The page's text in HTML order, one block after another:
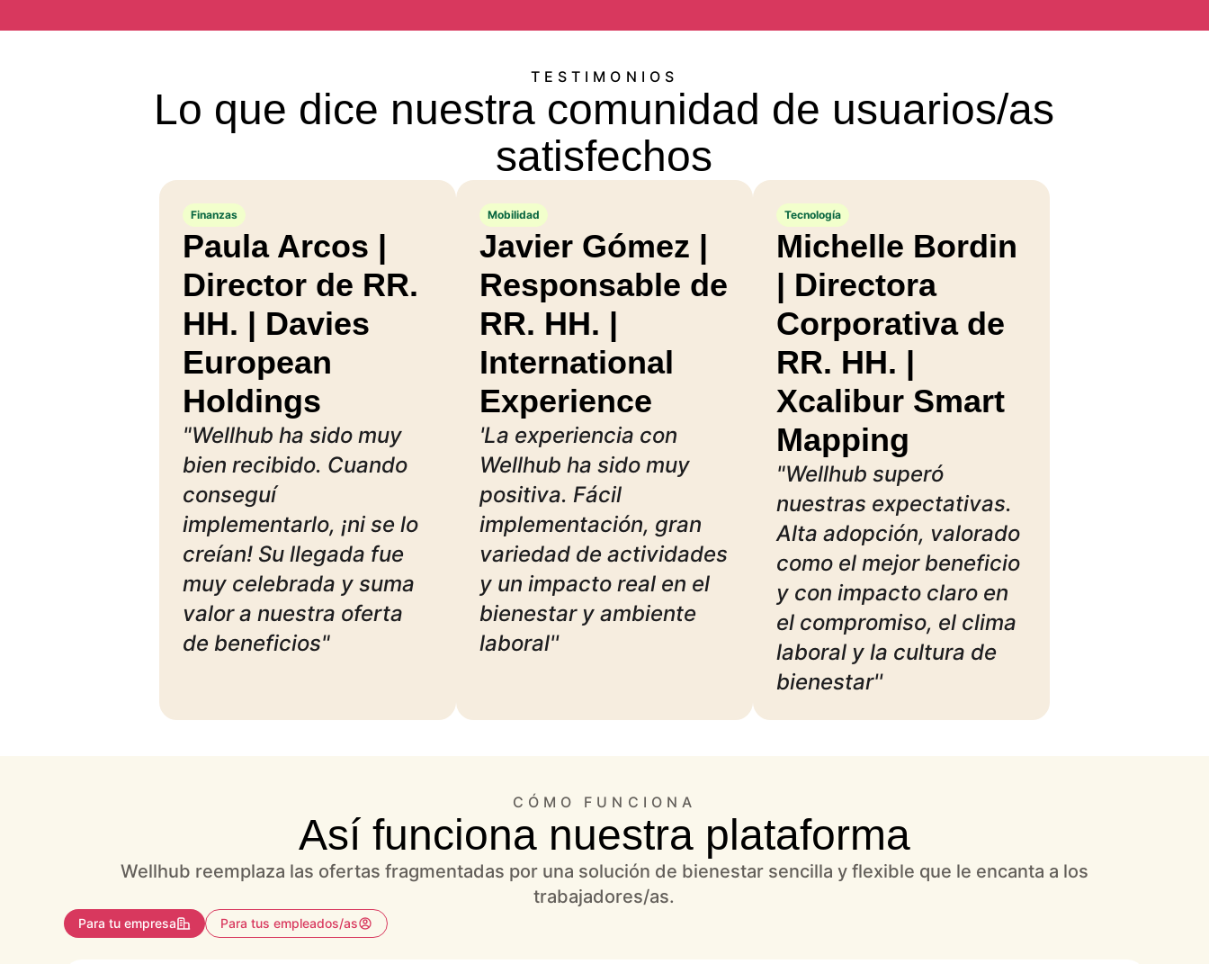
TESTIMONIOS
Lo que dice nuestra comunidad de usuarios/as
satisfechos
Finanzas
Paula Arcos |
Director de RR.
HH. | Davies
European
Holdings
"Wellhub ha sido muy
bien recibido. Cuando
conseguí
implementarlo, ¡ni se lo
creían! Su llegada fue
muy celebrada y suma
valor a nuestra oferta
de beneficios"
Mobilidad
Javier Gómez |
Responsable de
RR. HH. |
International
Experience
'La experiencia con
Wellhub ha sido muy
positiva. Fácil
implementación, gran
variedad de actividades
y un impacto real en el
bienestar y ambiente
laboral''
Tecnología
Michelle Bordin
| Directora
Corporativa de
RR. HH. |
Xcalibur Smart
Mapping
"Wellhub superó
nuestras expectativas.
Alta adopción, valorado
como el mejor beneficio
y con impacto claro en
el compromiso, el clima
laboral y la cultura de
bienestar''
CÓMO FUNCIONA
Así funciona nuestra plataforma
Wellhub reemplaza las ofertas fragmentadas por una solución de bienestar sencilla y flexible que le encanta a los
trabajadores/as.
Para tu empresa Para tus empleados/as